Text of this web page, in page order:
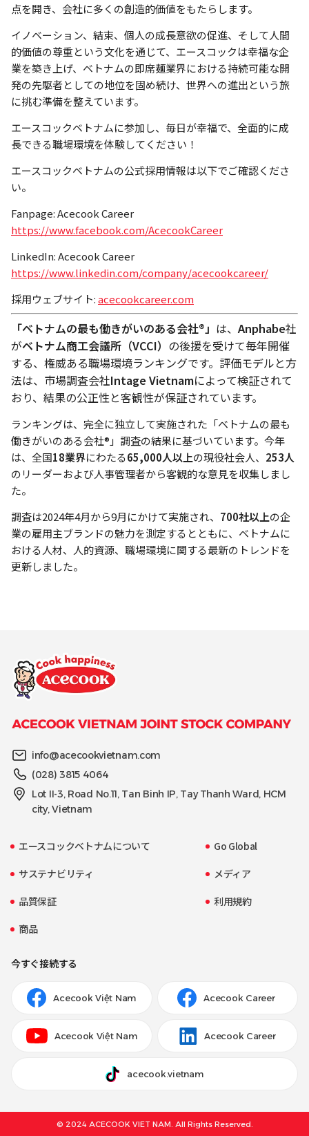
点を開き、会社に多くの創造的価値をもたらします。
イノベーション、結束、個人の成長意欲の促進、そして人間
的価値の尊重という文化を通じて、エースコックは幸福な企
業を築き上げ、ベトナムの即席麺業界における持続可能な開
発の先駆者としての地位を固め続け、世界への進出という旅
に挑む準備を整えています。
エースコックベトナムに参加し、毎日が幸福で、全面的に成
長できる職場環境を体験してください！
エースコックベトナムの公式採用情報は以下でご確認くださ
い。
Fanpage: Acecook Career
https://www.facebook.com/AcecookCareer
LinkedIn: Acecook Career
https://www.linkedin.com/company/acecookcareer/
採用ウェブサイト:acecookcareer.com
「ベトナムの最も働きがいのある会社®」 は、Anphabe社
がベトナム商工会議所（VCCI） の後援を受けて毎年開催
する、権威ある職場環境ランキングです。評価モデルと方
法は、市場調査会社Intage Vietnamによって検証されて
おり、結果の公正性と客観性が保証されています。
ランキングは、完全に独立して実施された「ベトナムの最も
働きがいのある会社®」調査の結果に基づいています。今年
は、全国18業界にわたる65,000人以上の現役社会人、 253人
のリーダーおよび人事管理者から客観的な意見を収集しまし
た。
調査は2024年4月から9月にかけて実施され、 700社以上の企
業の雇用主ブランドの魅力を測定するとともに、ベトナムに
おける人材、人的資源、職場環境に関する最新のトレンドを
更新しました。
info@acecookvietnam.com
(028) 3815 4064
Lot II-3, Road No.11, Tan Binh IP, Tay Thanh Ward, HCM
city, Vietnam
エースコックベトナムについて
Go Global
サステナビリティ
メディア
品質保証
利用規約
商品
今すぐ接続する
Acecook Việt Nam Acecook Career
Acecook Việt Nam Acecook Career
acecook.vietnam
© 2024 ACECOOK VIET NAM. All Rights Reserved.